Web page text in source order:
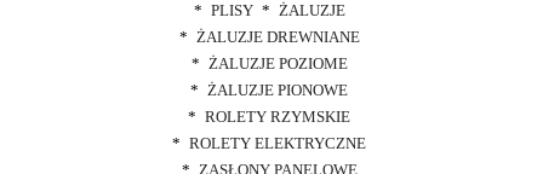
PLISY
ŻALUZJE
ŻALUZJE DREWNIANE
ŻALUZJE POZIOME
ŻALUZJE PIONOWE
ROLETY RZYMSKIE
ROLETY ELEKTRYCZNE
ZASŁONY PANELOWE